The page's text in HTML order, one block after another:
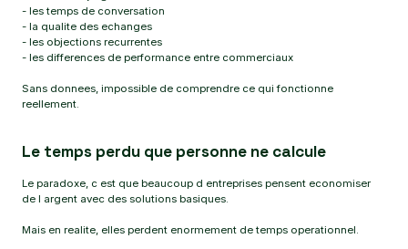
- les temps de conversation
- la qualite des echanges
- les objections recurrentes
- les differences de performance entre commerciaux
Sans donnees, impossible de comprendre ce qui fonctionne
reellement.
Le temps perdu que personne ne calcule
Le paradoxe, c est que beaucoup d entreprises pensent economiser
de l argent avec des solutions basiques.
Mais en realite, elles perdent enormement de temps operationnel.